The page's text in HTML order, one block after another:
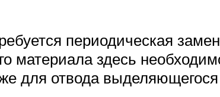
периодическая
материала здесь
для отвода